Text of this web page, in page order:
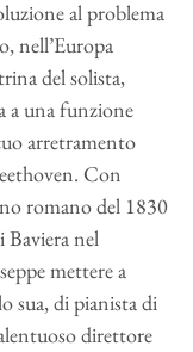
al problema
nell’Europa
del solista,
a una funzione
arretramento
Con
romano del 1830
nel
mettere a
sua, di pianista di
direttore